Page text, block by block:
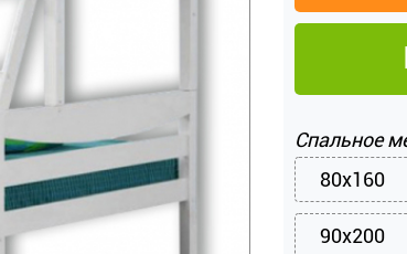
Спальное
80x160
90x200